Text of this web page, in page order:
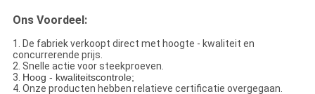
Ons Voordeel:
1. De fabriek verkoopt direct met hoogte - kwaliteit en
concurrerende prijs.
2. Snelle actie voor steekproeven.
3. Hoog - kwaliteitscontrole;
4. Onze producten hebben relatieve certificatie overgegaan.